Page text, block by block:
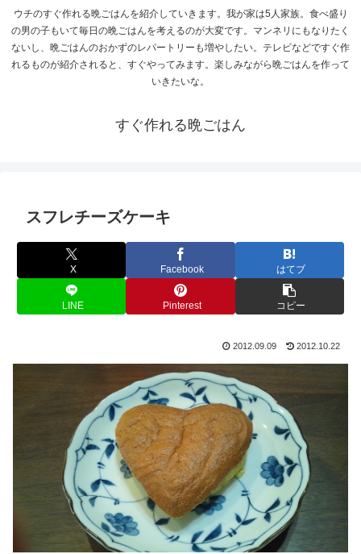
ウチのすぐ作れる晩ごはんを紹介していきます。我が家は5人家族。食べ盛り
の男の子もいて毎日の晩ごはんを考えるのが大変です。マンネリにもなりたく
ないし、晩ごはんのおかずのレパートリーも増やしたい。テレビなどですぐ作
れるものが紹介されると、すぐやってみます。楽しみながら晩ごはんを作って
いきたいな。
すぐ作れる晩ごはん
スフレチーズケーキ
X Facebook はてブ
LINE Pinterest コピー
2012.09.09 2012.10.22